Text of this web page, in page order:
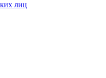
лиц